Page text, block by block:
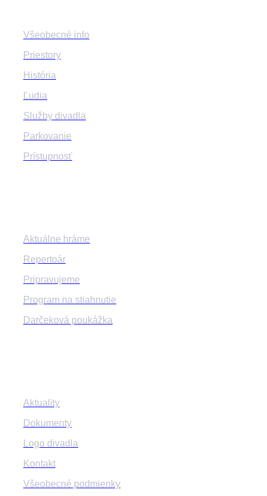
Všeobecné info
Priestory
História
Ľudia
Služby divadla
Parkovanie
Prístupnosť
Aktuálne hráme
Repertoár
Pripravujeme
Program na stiahnutie
Darčeková poukážka
Aktuality
Dokumenty
Logo divadla
Kontakt
Všeobecné podmienky